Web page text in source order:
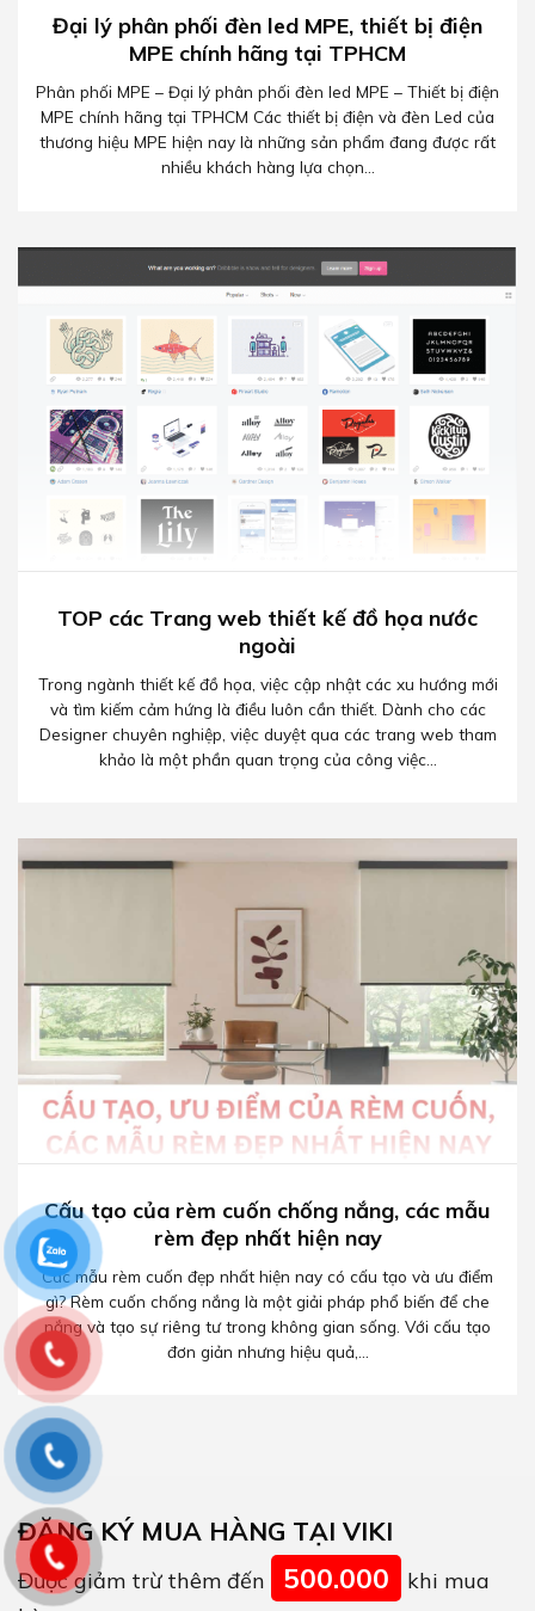
Đại lý phân phối đèn led MPE, thiết bị điện
MPE chính hãng tại TPHCM
Phân phối MPE – Đại lý phân phối đèn led MPE – Thiết bị điện
MPE chính hãng tại TPHCM Các thiết bị điện và đèn Led của
thương hiệu MPE hiện nay là những sản phẩm đang được rất
nhiều khách hàng lựa chọn...
TOP các Trang web thiết kế đồ họa nước
ngoài
Trong ngành thiết kế đồ họa, việc cập nhật các xu hướng mới
và tìm kiếm cảm hứng là điều luôn cần thiết. Dành cho các
Designer chuyên nghiệp, việc duyệt qua các trang web tham
khảo là một phần quan trọng của công việc...
Cấu tạo của rèm cuốn chống nắng, các mẫu
rèm đẹp nhất hiện nay
Các mẫu rèm cuốn đẹp nhất hiện nay có cấu tạo và ưu điểm
gì? Rèm cuốn chống nắng là một giải pháp phổ biến để che
nắng và tạo sự riêng tư trong không gian sống. Với cấu tạo
đơn giản nhưng hiệu quả,...
ĐĂNG KÝ MUA HÀNG TẠI VIKI
Được giảm trừ thêm đến 500.000
khi mua